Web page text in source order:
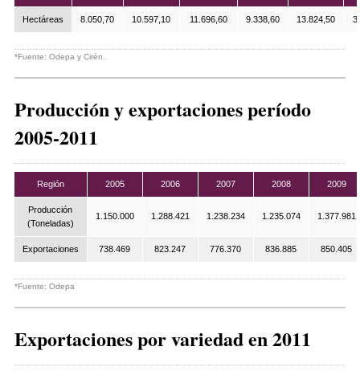
Hectáreas 8.050,70 10.597,10 11.696,60 9.338,60 13.824,50
*Fuente: Odepa y Cirén.
Producción y exportaciones período
2005-2011
Región 2005 2006 2007 2008 2009
Producción
(Toneladas)
1.150.000 1.288.421 1.238.234 1.235.074 1.377.981
Exportaciones 738.469 823.247 776.370 836.885 850.405
*Fuente: Odepa
Exportaciones por variedad en 2011